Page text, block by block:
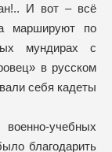
И вот – всё
маршируют по
мундирах с
в русском
себя кадеты
учебных
благодарить